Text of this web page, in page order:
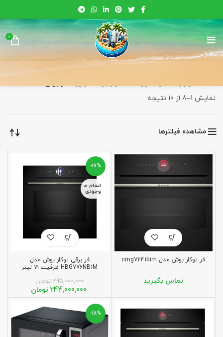
0
نمایش 1–8 از 10 نتیجه
مشاهده فیلترها
فر توکار بوش مدل cmg7241b1m
-17%
اتمام م
وجودی
فر برقی توکار بوش مدل
HBG776NB1M ظرفیت ۷۱ لیتر
295,000,000 تومان
244,000,000 تومان
-18%